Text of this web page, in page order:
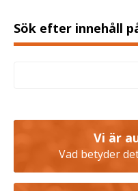
Sök efter innehåll
Vi är
Vad betyder